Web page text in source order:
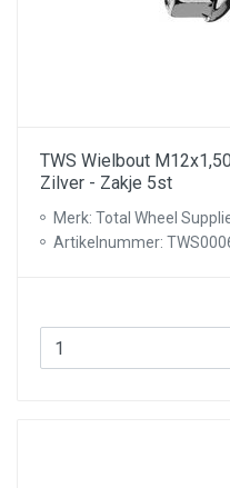
TWS Wielbout
Zilver - Zakje 5st
Merk: Total Wheel
Artikelnummer: